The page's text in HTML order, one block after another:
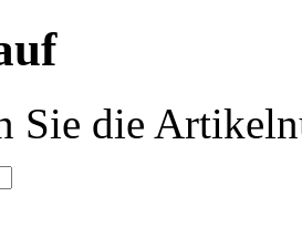
Sie die